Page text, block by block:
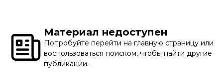
Материал недоступен
Попробуйте перейти на главную страницу или
воспользоваться поиском, чтобы найти другие
публикации.